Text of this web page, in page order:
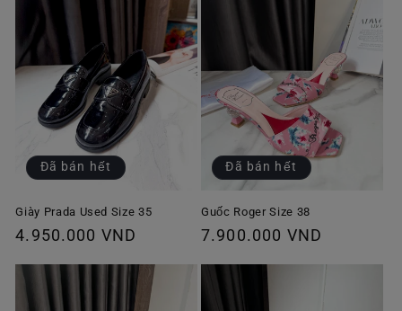
Đã bán hết
Giày Prada Used Size 35
Giá
thường
4.950.000 VND
Đã bán hết
Guốc Roger Size 38
Giá
thường
7.900.000 VND